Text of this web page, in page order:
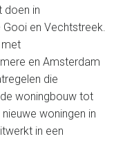
doen in
en Vechtstreek.
met
en Amsterdam
die
woningbouw tot
woningen in
in een